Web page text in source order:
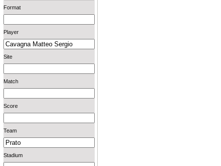
Format
Player
Site
Match
Score
Team
Stadium